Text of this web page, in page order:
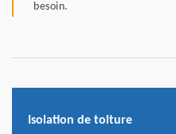
besoin.
Isolation de toiture